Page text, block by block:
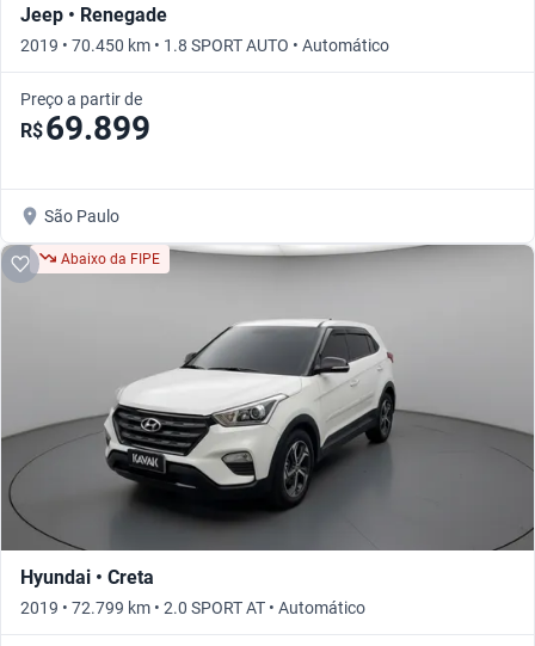
Jeep • Renegade
2019 • 70.450 km • 1.8 SPORT AUTO • Automático
Preço a partir de
R$69.899
São Paulo
Abaixo da FIPE
Hyundai • Creta
2019 • 72.799 km • 2.0 SPORT AT • Automático